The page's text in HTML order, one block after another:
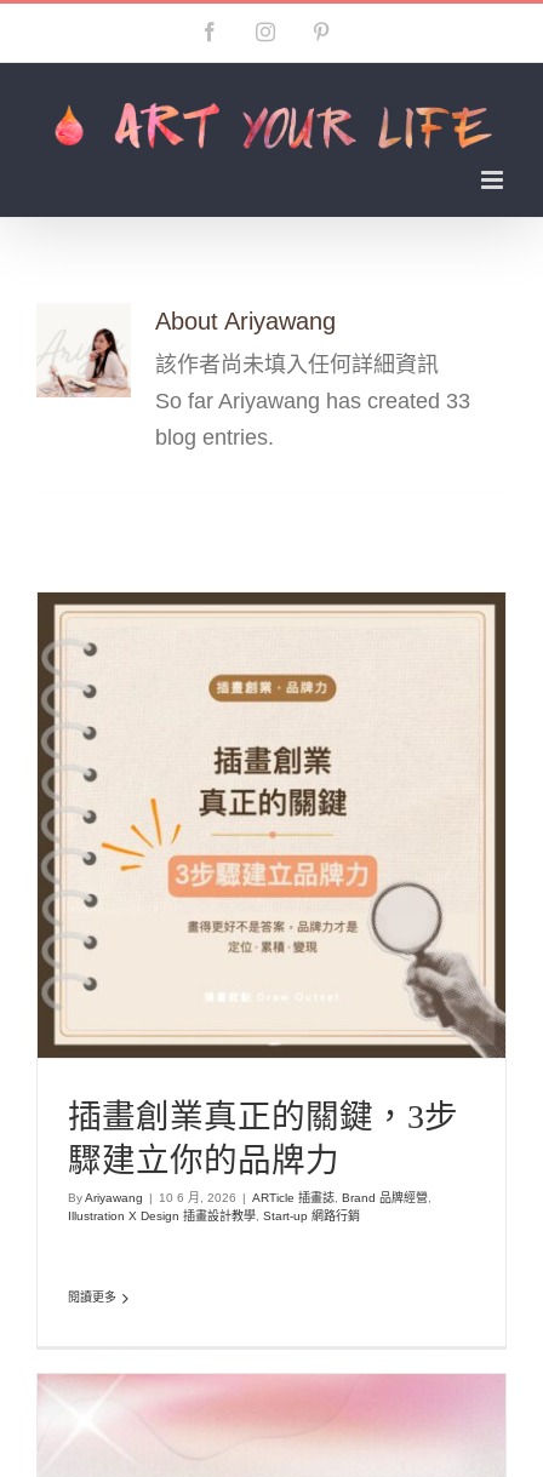
FacebookInstagram
About Ariyawang
該作者尚未填入任何詳細資訊
So far Ariyawang has created 33
blog entries.
插畫創業真正的關鍵，3步驟建立你的品牌力
ARTicle 插畫誌 Brand 品牌經營
Start-up 網路行銷
插畫創業真正的關鍵，3步
驟建立你的品牌力
ByAriyawang | 10 6 月, 2026 | ARTicle 插畫誌 Brand 品牌經營
Illustration X Design 插畫設計教學 Start-up 網路行銷
閱讀更多